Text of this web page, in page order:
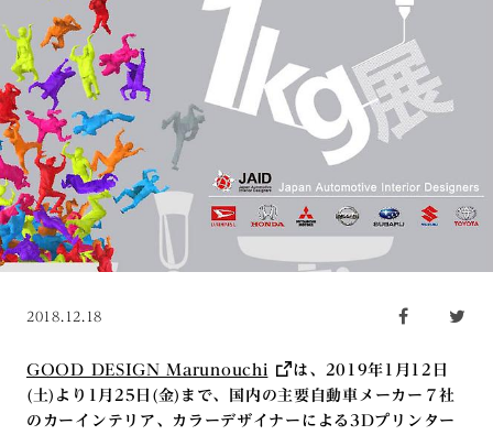
2018.12.18
GOOD DESIGN Marunouchi
は、2019年1月12日
(土)より1月25日(金)まで、国内の主要自動車メーカー７社
のカーインテリア、カラーデザイナーによる3Dプリンター